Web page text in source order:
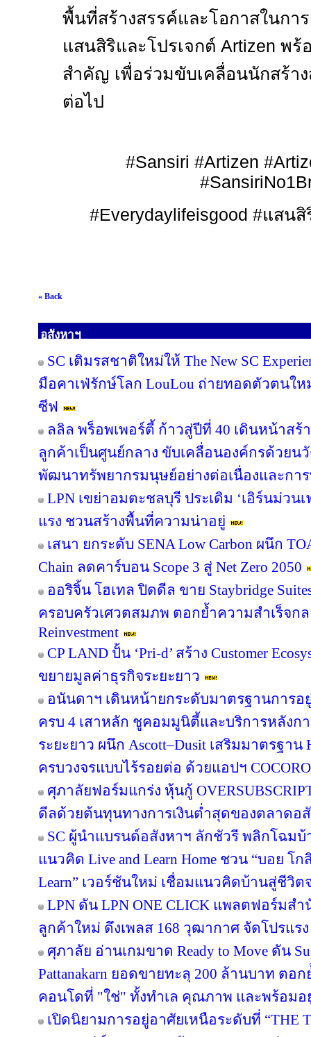
พื้นที่สร้างสรรค์และโอกาสในกา
แสนสิริและโปรเจกต์ Artizen พร้
สำคัญ เพื่อร่วมขับเคลื่อนนักสร้า
ต่อไป
#Sansiri #Artizen
#Everydaylifeisgood #แสน
« Back
อสังหาฯ
SC เติมรสชาติใหม่ให้ The New SC
มือคาเฟ่รักษ์โลก LouLou ถ่ายทอดตัวตนใ
ซีฟ
ลลิล พร็อพเพอร์ตี้ ก้าวสู่ปีที่ 40 เดินหน้าสร้
ลูกค้าเป็นศูนย์กลาง ขับเคลื่อนองค์กรด้วยน
พัฒนาทรัพยากรมนุษย์อย่างต่อเนื่องและกา
LPN เขย่าอมตะชลบุรี ประเดิม ‘เอิร์นม่วนเ
แรง ชวนสร้างพื้นที่ความน่าอยู่
เสนา ยกระดับ SENA Low Carbon ผนึก
Chain ลดคาร์บอน Scope 3 สู่ Net Zero 2050
ออริจิ้น โฮเทล ปิดดีล ขาย Staybridge
ครอบครัวเศวตสมภพ ตอกย้ำความสำเร็จกล
Reinvestment
CP LAND ปั้น ‘Pri-d’ สร้าง Customer
ขยายมูลค่าธุรกิจระยะยาว
อนันดาฯ เดินหน้ายกระดับมาตรฐานการอยู่
ครบ 4 เสาหลัก ชูคอมมูนิตี้และบริการหลังกา
ระยะยาว ผนึก Ascott–Dusit เสริมมาตรฐา
ครบวงจรแบบไร้รอยต่อ ด้วยแอปฯ COCORO
ศุภาลัยฟอร์มแกร่ง หุ้นกู้
ดีลด้วยต้นทุนทางการเงินต่ำสุดของตลาดอ
SC ผู้นำแบรนด์อสังหาฯ ลักชัวรี พลิกโฉมบ้
แนวคิด Live and Learn Home ชวน “บอย โ
Learn” เวอร์ชันใหม่ เชื่อมแนวคิดบ้านสู่ชีวิต
LPN ดัน LPN ONE CLICK แพลตฟอร์มส
ลูกค้าใหม่ ดึงเพลส 168 วุฒากาศ จัดโปรแร
ศุภาลัย อ่านเกมขาด Ready to Move ดัน
Pattanakarn ยอดขายทะลุ 200 ล้านบาท ต
คอนโดที่ "ใช่" ทั้งทำเล คุณภาพ และพร้อมอ
เปิดนิยามการอยู่อาศัยเหนือระดับที่ “THE